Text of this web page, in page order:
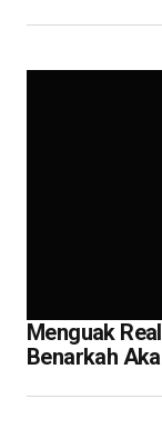
Menguak
Benarkah